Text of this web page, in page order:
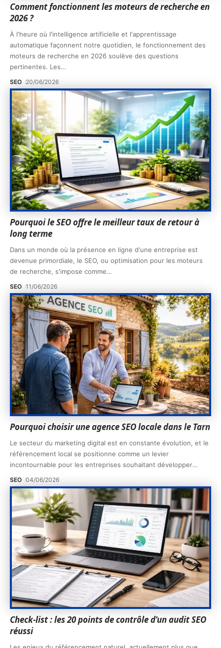
Comment fonctionnent les moteurs de recherche en
2026 ?
À l'heure où l'intelligence artificielle et l'apprentissage
automatique façonnent notre quotidien, le fonctionnement des
moteurs de recherche en 2026 soulève des questions
pertinentes. Les…
SEO 20/06/2026
Pourquoi le SEO offre le meilleur taux de retour à
long terme
Dans un monde où la présence en ligne d'une entreprise est
devenue primordiale, le SEO, ou optimisation pour les moteurs
de recherche, s'impose comme…
SEO 11/06/2026
Pourquoi choisir une agence SEO locale dans le Tarn
Le secteur du marketing digital est en constante évolution, et le
référencement local se positionne comme un levier
incontournable pour les entreprises souhaitant développer…
SEO 04/06/2026
Check-list : les 20 points de contrôle d’un audit SEO
réussi